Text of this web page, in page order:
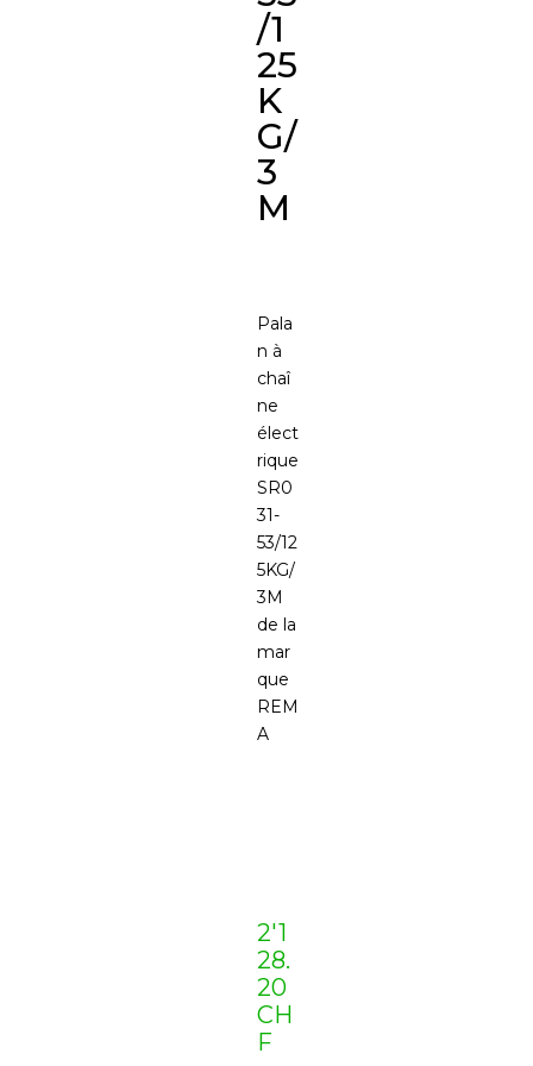
/1
25
K
G/
3
M
Pala
n à
chaî
ne
élect
rique
SR0
31-
53/12
5KG/
3M
de la
mar
que
REM
A
2'1
28.
20
CH
F